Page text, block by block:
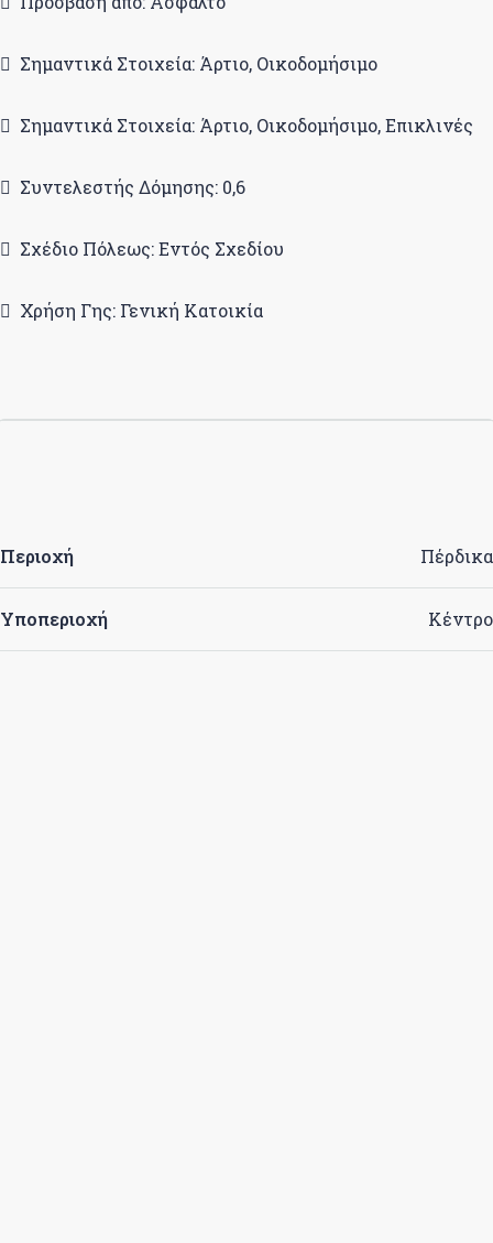
Σημαντικά Στοιχεία: Άρτιο, Οικοδομήσιμο
Σημαντικά Στοιχεία: Άρτιο, Οικοδομήσιμο, Επικλινές
Συντελεστής Δόμησης: 0,6
Σχέδιο Πόλεως: Εντός Σχεδίου
Χρήση Γης: Γενική Κατοικία
Περιοχή Πέρδικα
Υποπεριοχή Κέντρο